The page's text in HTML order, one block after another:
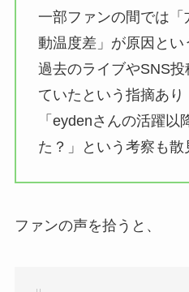
一部ファンの間では
動温度差」が原因とい
過去のライブやSNS投
ていたという指摘あり
「eydenさんの活躍以
た？」という考察も散
ファンの声を拾うと、